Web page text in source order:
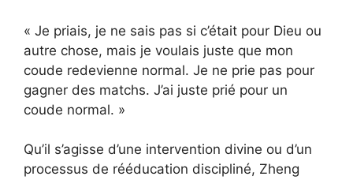
« Je priais, je ne sais pas si c’était pour Dieu ou
autre chose, mais je voulais juste que mon
coude redevienne normal. Je ne prie pas pour
gagner des matchs. J’ai juste prié pour un
coude normal. »
Qu’il s’agisse d’une intervention divine ou d’un
processus de rééducation discipliné, Zheng